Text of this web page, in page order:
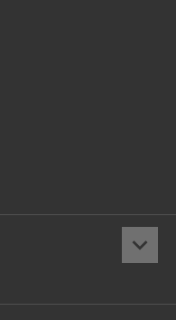
keyboard_arrow_down
auf Toner und Tinte